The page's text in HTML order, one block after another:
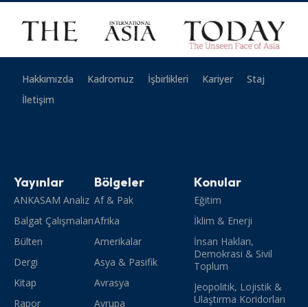
Hakkımızda Kadromuz İşbirlikleri Kariyer
Staj
İletişim
Yayınlar
ANKASAM Analiz
Balgat Çalışmaları
Bülten
Dergi
Kitap
Rapor
Bölgeler
Af & Pak
Afrika
Amerikalar
Asya & Pasifik
Avrasya
Avrupa
Konular
Eğitim
İklim & Enerji
İnsan Hakları,
Demokrasi & Sivil
Toplum
Jeopolitik, Lojistik &
Ulaştırma Koridorları